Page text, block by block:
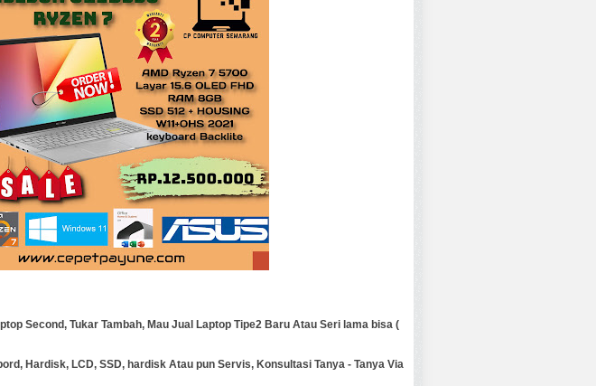
Second, Tukar Tambah, Mau Jual Laptop Tipe2 Baru Atau Seri lama bisa (
Hardisk, LCD, SSD, hardisk Atau pun Servis, Konsultasi Tanya - Tanya Via